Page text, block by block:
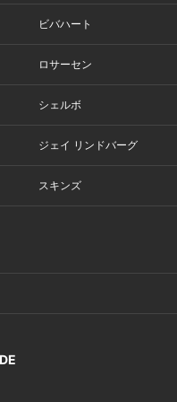
ビバハート
ロサーセン
シェルボ
ジェイ リンドバーグ
スキンズ